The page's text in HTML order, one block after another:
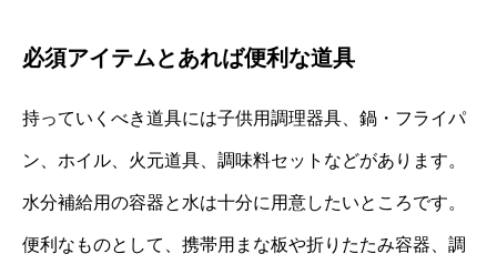
必須アイテムとあれば便利な道具
持っていくべき道具には子供用調理器具、鍋・フライパ
ン、ホイル、火元道具、調味料セットなどがあります。
水分補給用の容器と水は十分に用意したいところです。
便利なものとして、携帯用まな板や折りたたみ容器、調